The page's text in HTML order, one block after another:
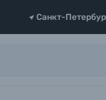
Санкт-